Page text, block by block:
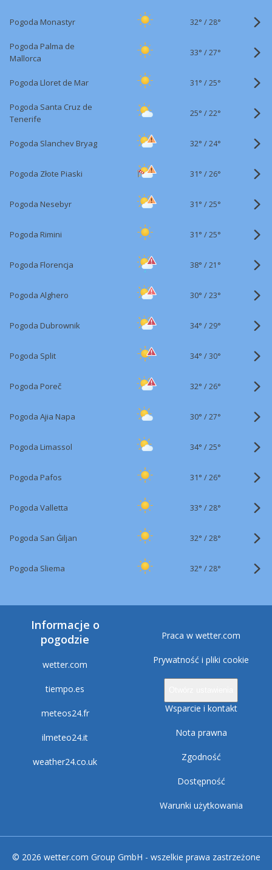
Pogoda Monastyr 32° /28°
Pogoda Palma de
Mallorca
33° /27°
Pogoda Lloret de Mar 31° /25°
Pogoda Santa Cruz de
Tenerife
25° /22°
Pogoda Slanchev Bryag 32° /24°
Pogoda Złote Piaski 31° /26°
Pogoda Nesebyr 31° /25°
Pogoda Rimini 31° /25°
Pogoda Florencja 38° /21°
Pogoda Alghero 30° /23°
Pogoda Dubrownik 34° /29°
Pogoda Split 34° /30°
Pogoda Poreč 32° /26°
Pogoda Ajia Napa 30° /27°
Pogoda Limassol 34° /25°
Pogoda Pafos 31° /26°
Pogoda Valletta 33° /28°
Pogoda San Ġiljan 32° /28°
Pogoda Sliema 32° /28°
Informacje o
pogodzie
wetter.com
tiempo.es
meteos24.fr
ilmeteo24.it
weather24.co.uk
Praca w wetter.com
Prywatność i pliki cookie
Wsparcie i kontakt
Nota prawna
Zgodność
Dostępność
Warunki użytkowania
© 2026 wetter.com Group GmbH - wszelkie prawa zastrzeżone